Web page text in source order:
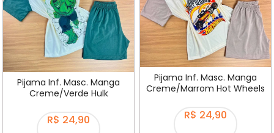
Pijama Inf. Masc. Manga
Creme/Verde Hulk
R$ 24,90
Pijama Inf. Masc. Manga
Creme/Marrom Hot Wheels
R$ 24,90